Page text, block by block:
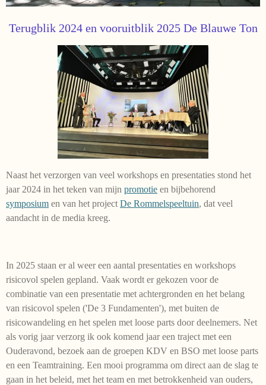
Terugblik 2024 en vooruitblik 2025 De Blauwe Ton
Naast het verzorgen van veel workshops en presentaties stond het
jaar 2024 in het teken van mijn promotie en bijbehorend
symposium en van het project De Rommelspeeltuin, dat veel
aandacht in de media kreeg.
In 2025 staan er al weer een aantal presentaties en workshops
risicovol spelen gepland. Vaak wordt er gekozen voor de
combinatie van een presentatie met achtergronden en het belang
van risicovol spelen ('De 3 Fundamenten'), met buiten de
risicowandeling en het spelen met loose parts door deelnemers. Net
als vorig jaar verzorg ik ook komend jaar een traject met een
Ouderavond, bezoek aan de groepen KDV en BSO met loose parts
en een Teamtraining. Een mooi programma om direct aan de slag te
gaan in het beleid, met het team en met betrokkenheid van ouders,